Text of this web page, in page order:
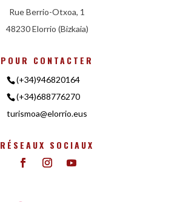
Rue Berrio-Otxoa, 1
48230 Elorrio (Bizkaia)
POUR CONTACTER
(+34)946820164
(+34)688776270
turismoa@elorrio.eus
RÉSEAUX SOCIAUX